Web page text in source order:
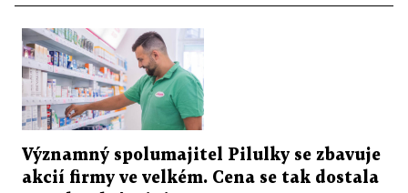
Významný spolumajitel Pilulky se zbavuje
akcií firmy ve velkém. Cena se tak dostala